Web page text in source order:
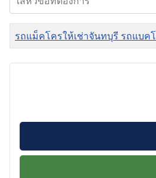
ชื่อ
รถแม็คโครให้เช่าจันทบุรี รถแบค